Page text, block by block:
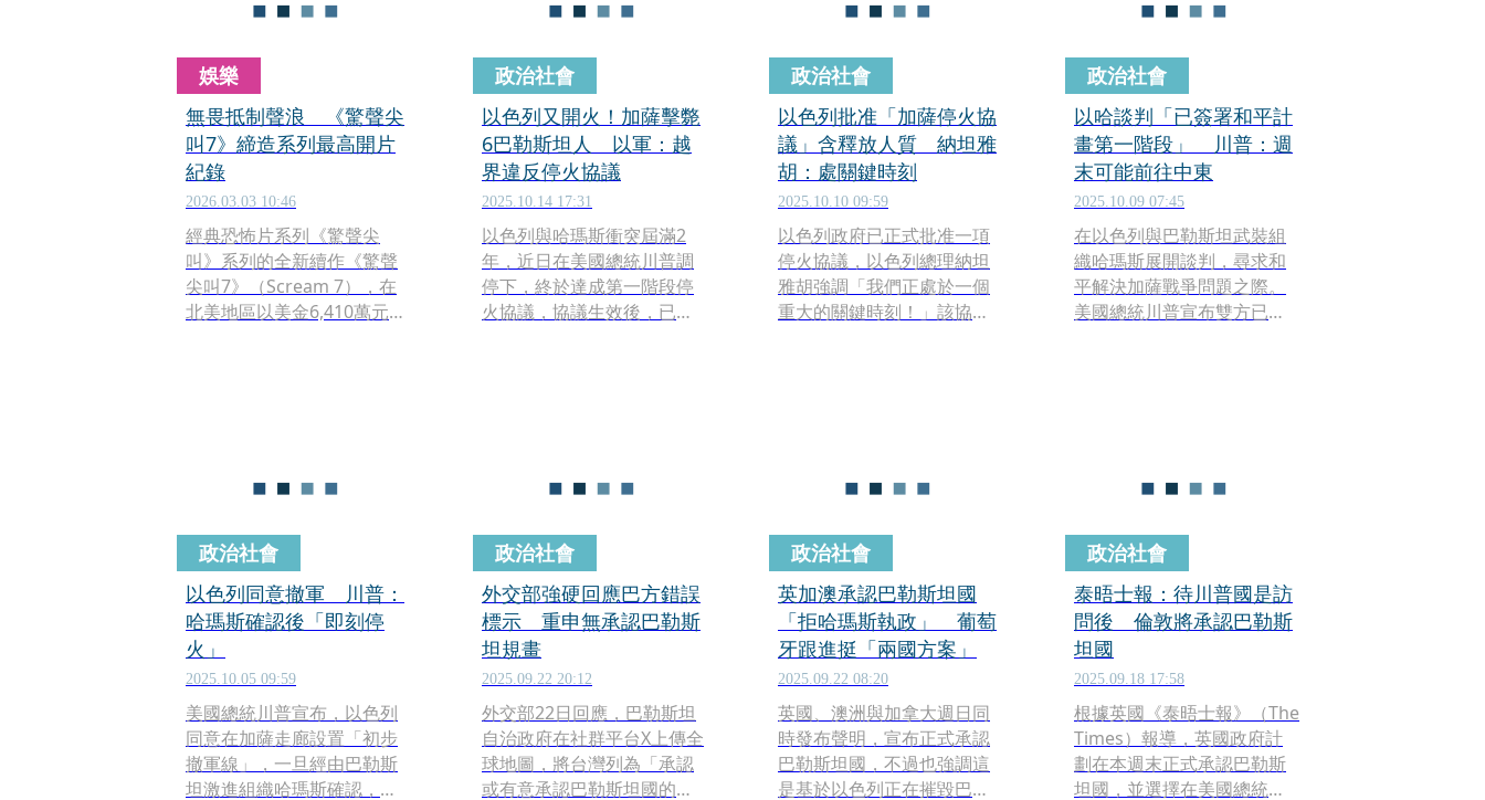
娛樂
無畏抵制聲浪 《驚聲尖
叫7》締造系列最高開片
紀錄
2026.03.03 10:46
經典恐怖片系列《驚聲尖
叫》系列的全新續作《驚聲
尖叫7》（Scream 7），在
北美地區以美金6,410萬元的
政治社會
以色列又開火！加薩擊斃
6巴勒斯坦人 以軍：越
界違反停火協議
2025.10.14 17:31
以色列與哈瑪斯衝突屆滿2
年，近日在美國總統川普調
停下，終於達成第一階段停
火協議，協議生效後，已有
政治社會
以色列批准「加薩停火協
議」含釋放人質 納坦雅
胡：處關鍵時刻
2025.10.10 09:59
以色列政府已正式批准一項
停火協議，以色列總理納坦
雅胡強調「我們正處於一個
重大的關鍵時刻！」該協議
政治社會
以哈談判「已簽署和平計
畫第一階段」 川普：週
末可能前往中東
2025.10.09 07:45
在以色列與巴勒斯坦武裝組
織哈瑪斯展開談判，尋求和
平解決加薩戰爭問題之際。
美國總統川普宣布雙方已簽
政治社會
以色列同意撤軍 川普：
哈瑪斯確認後「即刻停
火」
2025.10.05 09:59
美國總統川普宣布，以色列
同意在加薩走廊設置「初步
撤軍線」，一旦經由巴勒斯
坦激進組織哈瑪斯確認，停
政治社會
外交部強硬回應巴方錯誤
標示 重申無承認巴勒斯
坦規畫
2025.09.22 20:12
外交部22日回應，巴勒斯坦
自治政府在社群平台X上傳全
球地圖，將台灣列為「承認
或有意承認巴勒斯坦國的國
政治社會
英加澳承認巴勒斯坦國
「拒哈瑪斯執政」 葡萄
牙跟進挺「兩國方案」
2025.09.22 08:20
英國、澳洲與加拿大週日同
時發布聲明，宣布正式承認
巴勒斯坦國，不過也強調這
是基於以色列正在摧毀巴勒
政治社會
泰晤士報：待川普國是訪
問後 倫敦將承認巴勒斯
坦國
2025.09.18 17:58
根據英國《泰晤士報》（The
Times）報導，英國政府計
劃在本週末正式承認巴勒斯
坦國，並選擇在美國總統川